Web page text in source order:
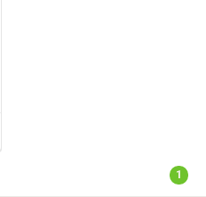
1